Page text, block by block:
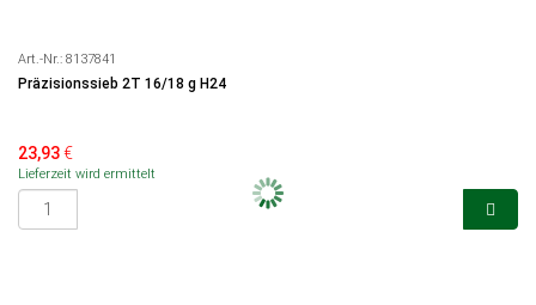
Art.-Nr.: 8137841
Präzisionssieb 2T 16/18 g H24
23,93€
Lieferzeit wird ermittelt